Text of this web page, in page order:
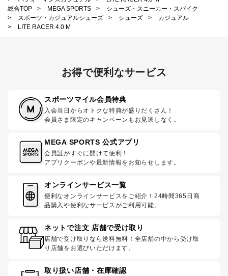
総合TOP
> MEGA SPORTS >
シューズ・スニーカー・スパイク
>
スポーツ・カジュアルシューズ > シューズ >
カジュアル
>
LITE RACER 4.0 M
お得で便利なサービス
スポーツマイル会員特典
入会当日からオトクな特典が盛りだくさん！
会員さま限定のキャンペーンもお見逃しなく。
MEGA SPORTS 公式アプリ
会員証がすぐに開けて便利！
アプリクーポンや最新情報をお知らせします。
オンラインサービス一覧
便利なオンラインサービスをご紹介！24時間365日商
品購入や便利なサービスがご利用可能。
ネットで注文 店舗で受け取り
店舗で受け取りなら送料無料！全店舗の中から受け取
り店舗をお選びいただけます。
取り扱い店舗・在庫確認